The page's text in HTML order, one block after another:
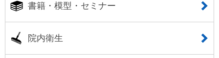
書籍・模型・セミナー
院内衛生